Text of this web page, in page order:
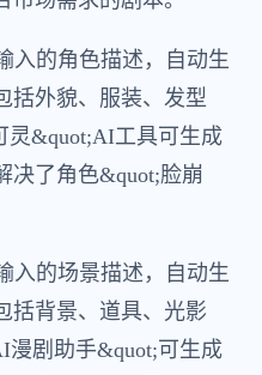
入的角色描述，自动生
括外貌、服装、发型
灵&quot;AI工具可生成
决了角色&quot;脸崩
入的场景描述，自动生
括背景、道具、光影
漫剧助手&quot;可生成